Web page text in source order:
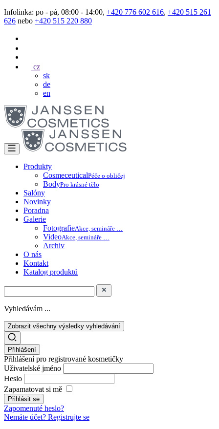
Infolinka: po - pá, 08:00 - 14:00, +420 776 602 616, +420 515 261
626 nebo +420 515 220 880
cz
sk
de
en
Produkty
CosmeceuticalPéče o obličej
BodyPro krásné tělo
Salóny
Novinky
Poradna
Galerie
FotografieAkce, semináře …
VideoAkce, semináře …
Archiv
O nás
Kontakt
Katalog produktů
Vyhledávám ...
Zobrazit všechny výsledky vyhledávání
Přihlášení
Přihlášení pro registrované kosmetičky
Uživatelské jméno
Heslo
Zapamatovat si mě
Zapomenuté heslo?
Nemáte účet? Registrujte se